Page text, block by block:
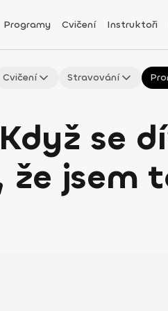
Programy Cvičení Instruktoři
Cvičení Stravování
se
že jsem